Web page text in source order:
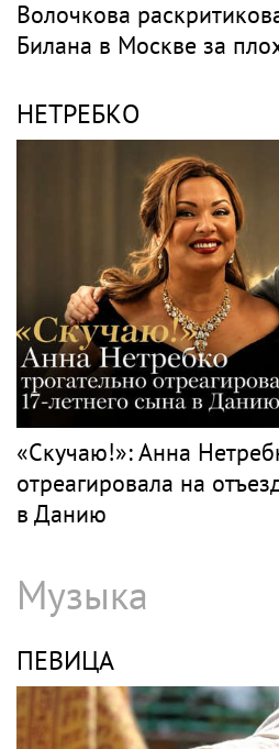
Волочкова
Билана в Москве за
НЕТРЕБКО
«Скучаю!»: Анна
отреагировала на
в Данию
Музыка
ПЕВИЦА